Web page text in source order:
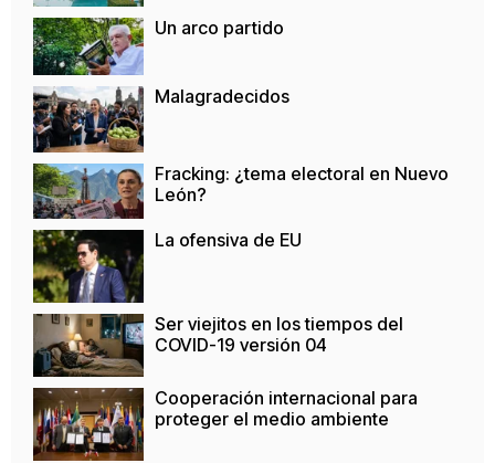
Un arco partido
Malagradecidos
Fracking: ¿tema electoral en Nuevo
León?
La ofensiva de EU
Ser viejitos en los tiempos del
COVID-19 versión 04
Cooperación internacional para
proteger el medio ambiente